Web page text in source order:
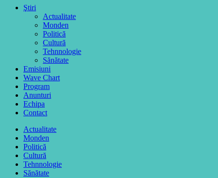
Ştiri
Actualitate
Monden
Politică
Cultură
Tehnnologie
Sănătate
Emisiuni
Wave Chart
Program
Anunturi
Echipa
Contact
Actualitate
Monden
Politică
Cultură
Tehnnologie
Sănătate